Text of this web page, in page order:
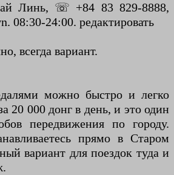
Линь, ☏ +84 83 829-8888,
08:30-24:00. редактировать
всегда вариант.
можно быстро и легко
20 000 донг в день, и это один
передвижения по городу.
прямо в Старом
вариант для поездок туда и